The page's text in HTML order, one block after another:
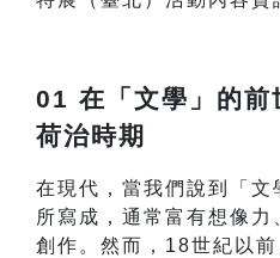
01 在「文學」的前
荷治時期
在現代，當我們說到「文
所寫成，通常富有想像
創作。然而，18世紀以